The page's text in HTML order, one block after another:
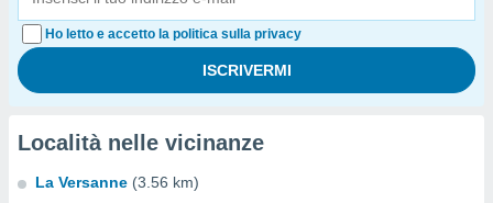
Ho letto e accetto la politica sulla privacy
Località nelle vicinanze
La Versanne (3.56 km)